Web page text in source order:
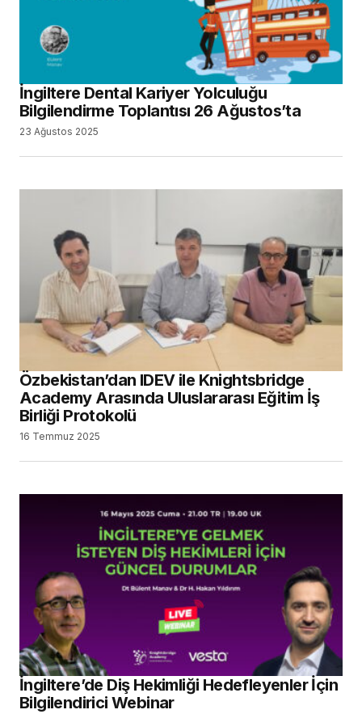
İngiltere Dental Kariyer Yolculuğu
Bilgilendirme Toplantısı 26 Ağustos’ta
23 Ağustos 2025
Özbekistan’dan IDEV ile Knightsbridge
Academy Arasında Uluslararası Eğitim İş
Birliği Protokolü
16 Temmuz 2025
İngiltere’de Diş Hekimliği Hedefleyenler İçin
Bilgilendirici Webinar